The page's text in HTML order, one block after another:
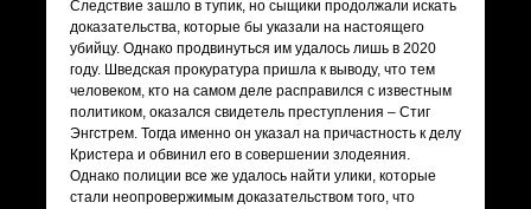
Следствие зашло в тупик, но сыщики продолжали искать
доказательства, которые бы указали на настоящего
убийцу. Однако продвинуться им удалось лишь в 2020
году. Шведская прокуратура пришла к выводу, что тем
человеком, кто на самом деле расправился с известным
политиком, оказался свидетель преступления – Стиг
Энгстрем. Тогда именно он указал на причастность к делу
Кристера и обвинил его в совершении злодеяния.
Однако полиции все же удалось найти улики, которые
стали неопровержимым доказательством того, что